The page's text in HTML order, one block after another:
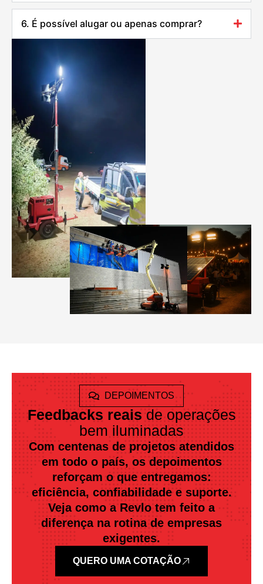
6. É possível alugar ou apenas comprar?
DEPOIMENTOS
Feedbacks reaisde operações
bem iluminadas
Com centenas de projetos atendidos
em todo o país, os depoimentos
reforçam o que entregamos:
eficiência, confiabilidade e suporte.
Veja como a Revlo tem feito a
diferença na rotina de empresas
exigentes.
QUERO UMA COTAÇÃO